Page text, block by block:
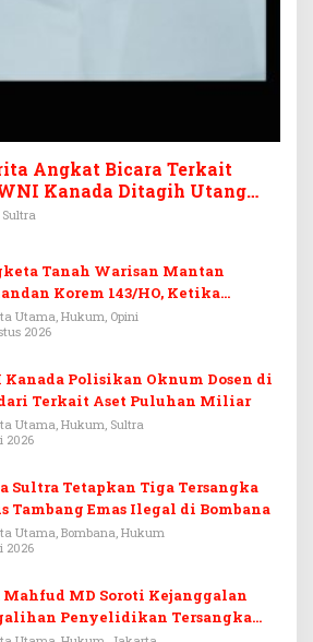
Angkat Bicara Terkait
Kanada Ditagih Utang
Tanah Warisan Mantan
Korem 143/HO, Ketika
Menjadi Arena Pemerasan
Utama, Hukum, Opini
2026
Kanada Polisikan Oknum Dosen di
Terkait Aset Puluhan Miliar
Utama, Hukum, Sultra
2026
Sultra Tetapkan Tiga Tersangka
Tambang Emas Ilegal di Bombana
Utama, Bombana, Hukum
2026
Mahfud MD Soroti Kejanggalan
Penyelidikan Tersangka